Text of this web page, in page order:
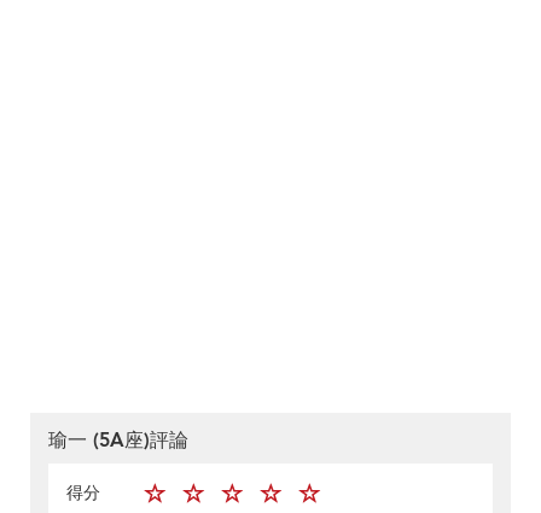
瑜一 (5A座)評論
得分